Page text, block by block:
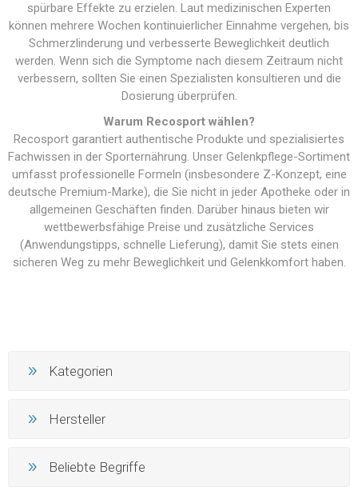
spürbare Effekte zu erzielen. Laut medizinischen Experten
können mehrere Wochen kontinuierlicher Einnahme vergehen, bis
Schmerzlinderung und verbesserte Beweglichkeit deutlich
werden. Wenn sich die Symptome nach diesem Zeitraum nicht
verbessern, sollten Sie einen Spezialisten konsultieren und die
Dosierung überprüfen.
Warum Recosport wählen?
Recosport garantiert authentische Produkte und spezialisiertes
Fachwissen in der Sporternährung. Unser Gelenkpflege-Sortiment
umfasst professionelle Formeln (insbesondere Z-Konzept, eine
deutsche Premium-Marke), die Sie nicht in jeder Apotheke oder in
allgemeinen Geschäften finden. Darüber hinaus bieten wir
wettbewerbsfähige Preise und zusätzliche Services
(Anwendungstipps, schnelle Lieferung), damit Sie stets einen
sicheren Weg zu mehr Beweglichkeit und Gelenkkomfort haben.
Kategorien
Hersteller
Beliebte Begriffe